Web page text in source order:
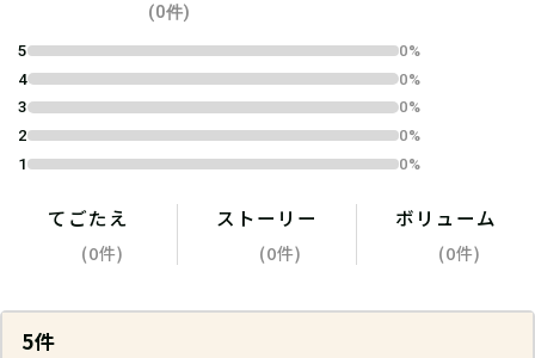
(0件)
5
0%
4
0%
3
0%
2
0%
1
0%
てごたえ
(0件)
ストーリー
(0件)
ボリューム
(0件)
5件